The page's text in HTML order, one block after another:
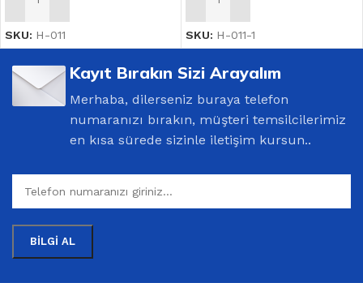
SEPETE EKLE
SKU: H-011
SEPETE EKLE
SKU: H-011-1
Kayıt Bırakın Sizi Arayalım
Merhaba, dilerseniz buraya telefon
numaranızı bırakın, müşteri temsilcilerimiz
en kısa sürede sizinle iletişim kursun..